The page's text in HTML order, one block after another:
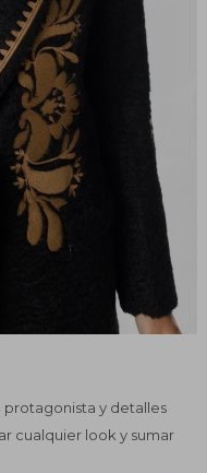
protagonista y detalles
cualquier look y sumar